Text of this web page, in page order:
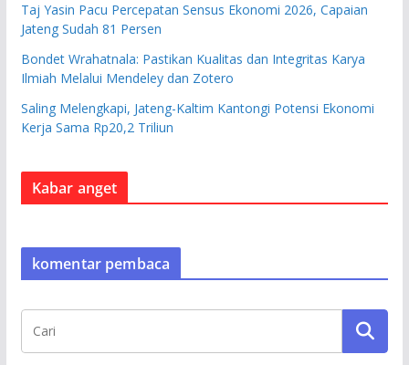
Taj Yasin Pacu Percepatan Sensus Ekonomi 2026, Capaian
Jateng Sudah 81 Persen
Bondet Wrahatnala: Pastikan Kualitas dan Integritas Karya
Ilmiah Melalui Mendeley dan Zotero
Saling Melengkapi, Jateng-Kaltim Kantongi Potensi Ekonomi
Kerja Sama Rp20,2 Triliun
Kabar anget
komentar pembaca